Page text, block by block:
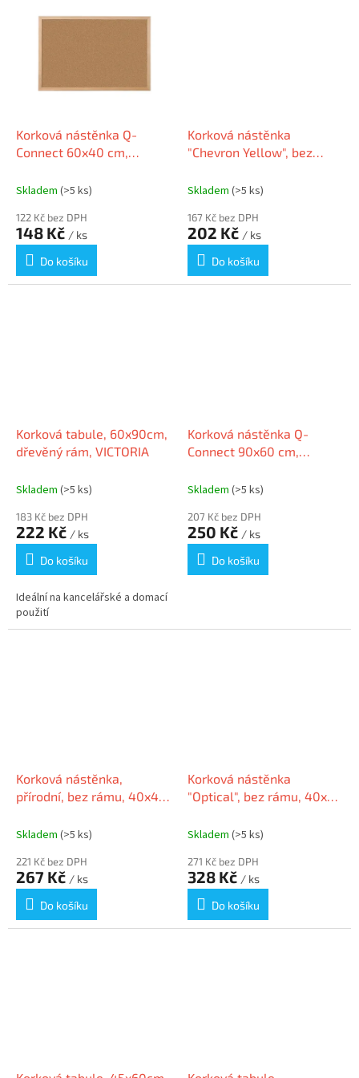
Korková nástěnka Q-
Connect 60x40 cm,
Skladem (>5 ks)
122 Kč bez DPH
148 Kč / ks
Do košíku
Korková nástěnka
"Chevron Yellow", bez
VICTORIA
Skladem (>5 ks)
167 Kč bez DPH
202 Kč / ks
Do košíku
Korková tabule, 60x90cm,
dřevěný rám, VICTORIA
Skladem (>5 ks)
183 Kč bez DPH
222 Kč / ks
Do košíku
Ideální na kancelářské a domací
použití
Korková nástěnka Q-
Connect 90x60 cm,
Skladem (>5 ks)
207 Kč bez DPH
250 Kč / ks
Do košíku
Korková nástěnka,
přírodní, bez rámu, 40x40
Skladem (>5 ks)
221 Kč bez DPH
267 Kč / ks
Do košíku
Korková nástěnka
"Optical", bez rámu, 40x40
Skladem (>5 ks)
271 Kč bez DPH
328 Kč / ks
Do košíku